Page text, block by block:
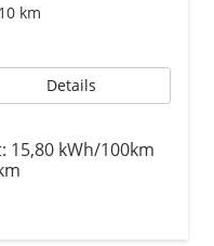
10 km
Details
15,80 kWh/100km